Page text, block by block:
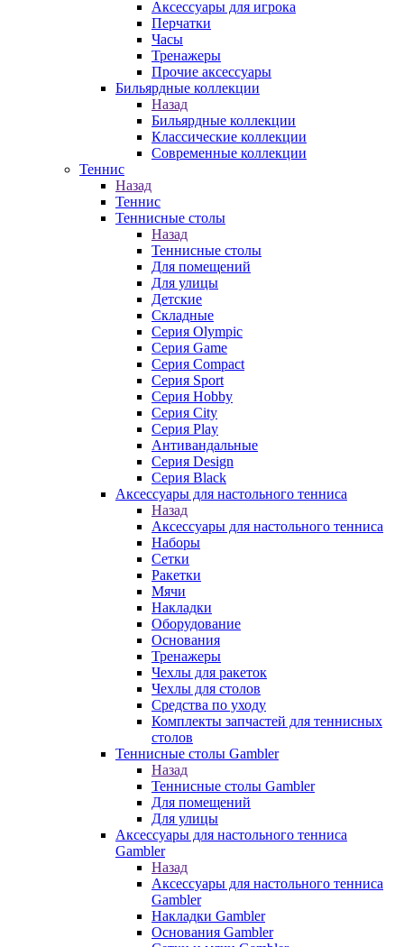
Аксессуары для игрока
Перчатки
Часы
Тренажеры
Прочие аксессуары
Бильярдные коллекции
Назад
Бильярдные коллекции
Классические коллекции
Современные коллекции
Теннис
Назад
Теннис
Теннисные столы
Назад
Теннисные столы
Для помещений
Для улицы
Детские
Складные
Серия Olympic
Серия Game
Серия Compact
Серия Sport
Серия Hobby
Серия City
Серия Play
Антивандальные
Серия Design
Серия Black
Аксессуары для настольного тенниса
Назад
Аксессуары для настольного тенниса
Наборы
Сетки
Ракетки
Мячи
Накладки
Оборудование
Основания
Тренажеры
Чехлы для ракеток
Чехлы для столов
Средства по уходу
Комплекты запчастей для теннисных
столов
Теннисные столы Gambler
Назад
Теннисные столы Gambler
Для помещений
Для улицы
Аксессуары для настольного тенниса
Gambler
Назад
Аксессуары для настольного тенниса
Gambler
Накладки Gambler
Основания Gambler